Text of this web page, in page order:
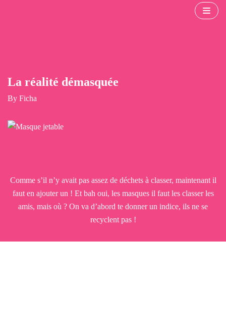
La réalité démasquée
By Ficha
Comme s’il n’y avait pas assez de déchets à classer, maintenant il
faut en ajouter un ! Et bah oui, les masques il faut les classer les
amis, mais où ? On va d’abord te donner un indice, ils ne se
recyclent pas !